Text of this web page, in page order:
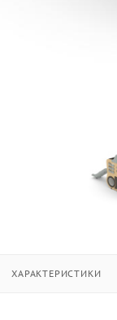
ХАРАКТЕРИСТИКИ